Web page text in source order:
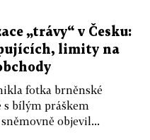
„trávy“ v Česku:
limity na
fotka brněnské
bílým práškem
objevil...